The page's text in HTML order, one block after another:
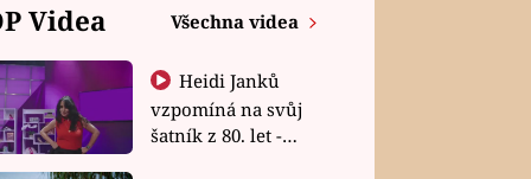
Videa Všechna videa
Heidi Janků
vzpomíná na svůj
šatník z 80. let -